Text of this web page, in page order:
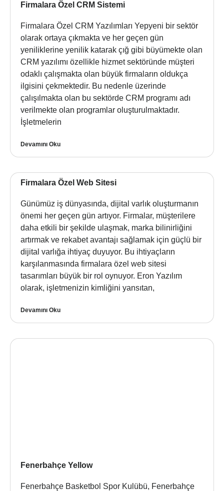
Firmalara Özel CRM Sistemi
Firmalara Özel CRM Yazılımları Yepyeni bir sektör
olarak ortaya çıkmakta ve her geçen gün
yeniliklerine yenilik katarak çığ gibi büyümekte olan
CRM yazılımı özellikle hizmet sektöründe müşteri
odaklı çalışmakta olan büyük firmaların oldukça
ilgisini çekmektedir. Bu nedenle üzerinde
çalışılmakta olan bu sektörde CRM programı adı
verilmekte olan programlar oluşturulmaktadır.
İşletmelerin
Devamını Oku
Firmalara Özel Web Sitesi
Günümüz iş dünyasında, dijital varlık oluşturmanın
önemi her geçen gün artıyor. Firmalar, müşterilere
daha etkili bir şekilde ulaşmak, marka bilinirliğini
artırmak ve rekabet avantajı sağlamak için güçlü bir
dijital varlığa ihtiyaç duyuyor. Bu ihtiyaçların
karşılanmasında firmalara özel web sitesi
tasarımları büyük bir rol oynuyor. Eron Yazılım
olarak, işletmenizin kimliğini yansıtan,
Devamını Oku
Fenerbahçe Yellow
Fenerbahçe Basketbol Spor Kulübü, Fenerbahçe